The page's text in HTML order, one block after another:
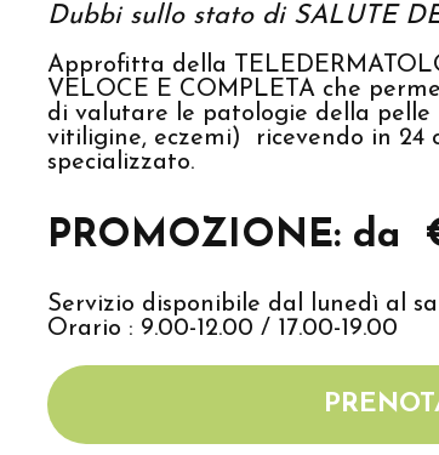
Dubbi sullo stato di SALUTE
Approfitta della
VELOCE E COMPLETA che
di valutare le patologie della
vitiligine, eczemi) ricevendo in
specializzato.
PROMOZIONE: da
Servizio disponibile dal lunedì al
Orario : 9.00-12.00 / 17.00-19.00